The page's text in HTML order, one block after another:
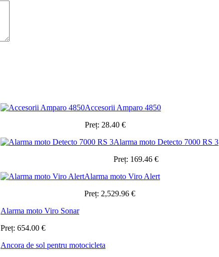
Accesorii Amparo 4850
Preț: 28.40 €
Alarma moto Detecto 7000 RS 3
Preț: 169.46 €
Alarma moto Viro Alert
Preț: 2,529.96 €
Alarma moto Viro Sonar
Preț: 654.00 €
Ancora de sol pentru motocicleta